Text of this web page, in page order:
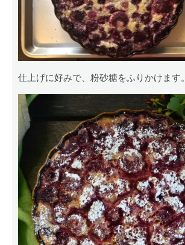
仕上げに好みで、粉砂糖をふりかけます。